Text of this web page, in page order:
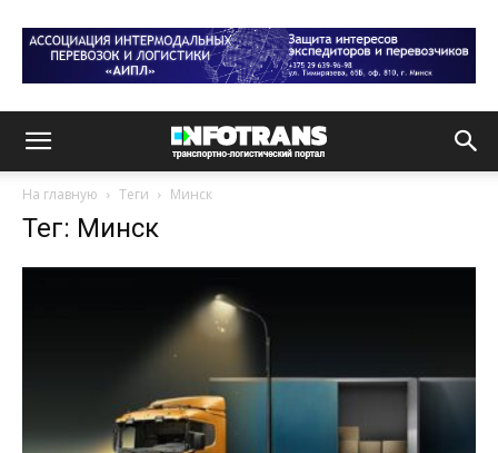
На главную Теги Минск
Тег: Минск